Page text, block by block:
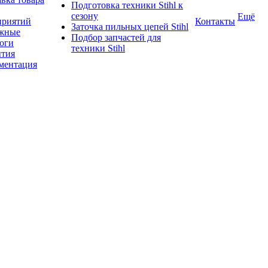
Подготовка техники Stihl к
сезону
Заточка пильных цепей Stihl
Подбор запчастей для
техники Stihl
Контакты Ещё